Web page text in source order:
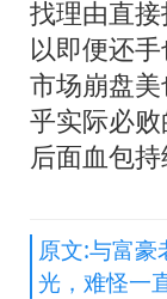
找理由直
以即便还
市场崩盘
乎实际必败
后面血包
原文:与富
光，难怪一